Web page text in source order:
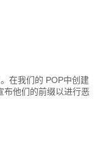
在我们的 POP中创建
布他们的前缀以进行恶